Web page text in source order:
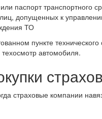
паспорт транспортного
допущенных к
ТО
пункте
автомобиля.
страховые компании